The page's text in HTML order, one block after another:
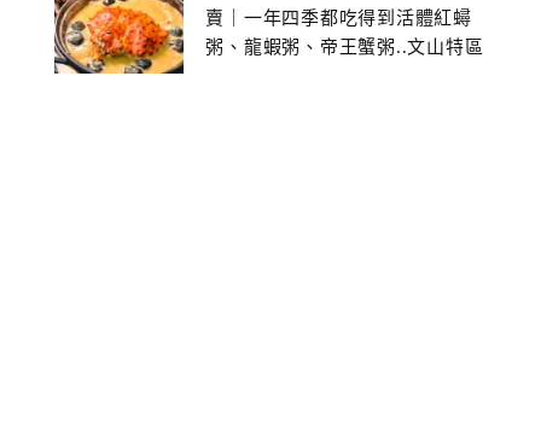
賣｜一年四季都吃得到活體紅蟳
粥、龍蝦粥、帝王蟹粥..文山特區